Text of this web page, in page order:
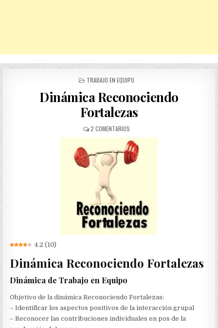
POSTED
TRABAJO EN EQUIPO
Dinámica Reconociendo
Fortalezas
2 COMENTARIOS
DINÁMICA
RECONOCIENDO
FORTALEZAS
4.2 (10)
Dinámica Reconociendo Fortalezas
Dinámica de Trabajo en Equipo
Objetivo de la dinámica Reconociendo Fortalezas:
– Identificar los aspectos positivos de la interacción grupal
– Reconocer las contribuciones individuales en pos de la